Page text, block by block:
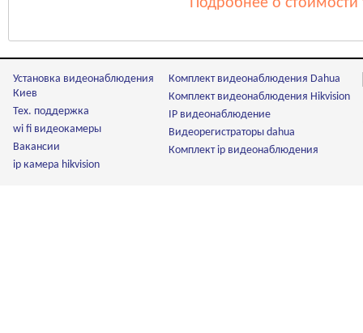
Установка видеонаблюдения
Киев
Тех. поддержка
wi fi видеокамеры
Вакансии
ip камера hikvision
Комплект видеонаблюдения Dahua
Комплект видеонаблюдения Hikvision
IP видеонаблюдение
Видеорегистраторы dahua
Комплект ip видеонаблюдения